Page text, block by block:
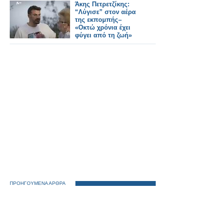
Άκης Πετρετζίκης:
“Λύγισε” στον αέρα
της εκπομπής–
«Οκτώ χρόνια έχει
φύγει από τη ζωή»
ΠΡΟΗΓΟΥΜΕΝΑ ΑΡΘΡΑ